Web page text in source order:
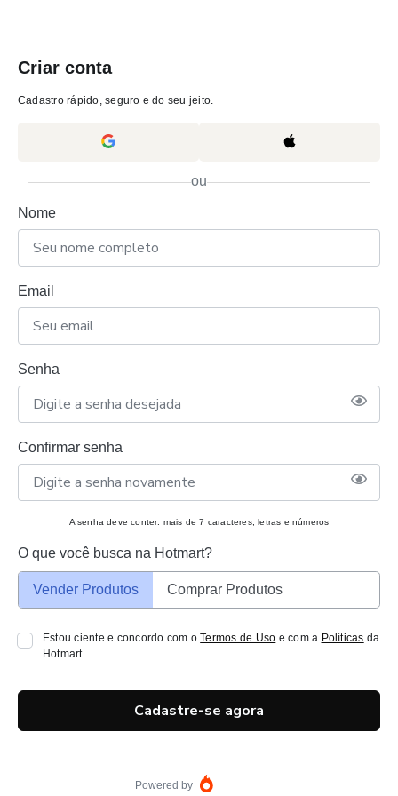
Criar conta
Cadastro rápido, seguro e do seu jeito.
ou
Nome
Email
Senha
Confirmar senha
A senha deve conter: mais de 7 caracteres, letras e números
O que você busca na Hotmart?
Vender Produtos Comprar Produtos
Estou ciente e concordo com oTermos de Uso e com a Políticas da
Hotmart.
Cadastre-se agora
Powered by